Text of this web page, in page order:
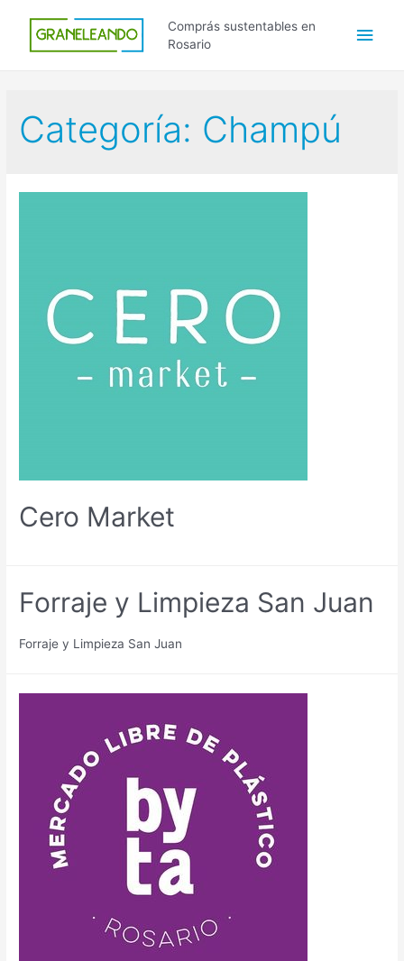
contenido
Comprás sustentables en
Rosario
Categoría: Champú
Cero Market
Forraje y Limpieza San Juan
Forraje y Limpieza San Juan